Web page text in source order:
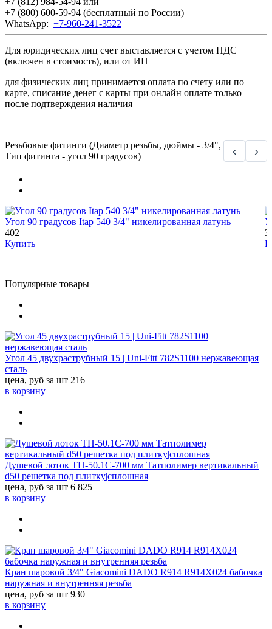
+7 (800) 600-59-94 (бесплатный по России)
WhatsApp: +7-960-241-3522
Для юридических лиц счет выставляется с учетом НДС
(включен в стоимость), или от ИП
для физических лиц принимается оплата по счету или по
карте, списание денег с карты при онлайн оплате только
после подтверждения наличия
Резьбовые фитинги (Диаметр резьбы, дюймы - 3/4",
Тип фитинга - угол 90 градусов)
‹ ›
Угол 90 градусов Itap 540 3/4" никелированная латунь
402
Купить
Популярные товары
Угол 45 двухраструбный 15 | Uni-Fitt 782S1100 нержавеющая
сталь
цена, руб за шт 216
в корзину
Душевой лоток ТП-50.1C-700 мм Татполимер вертикальный
d50 решетка под плитку|сплошная
цена, руб за шт 6 825
в корзину
Кран шаровой 3/4" Giacomini DADO R914 R914X024 бабочка
наружная и внутренняя резьба
цена, руб за шт 930
в корзину